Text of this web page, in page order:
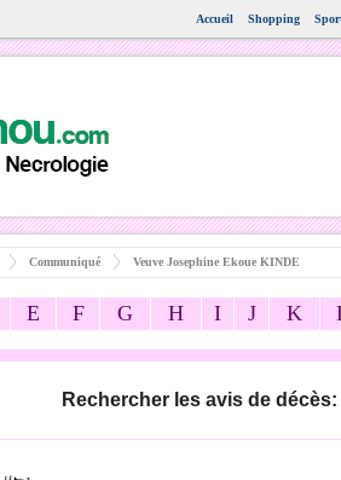
Accueil Shopping
Communiqué Veuve Josephine Ekoue KINDE
E F G H I J K
Rechercher les avis de décès: